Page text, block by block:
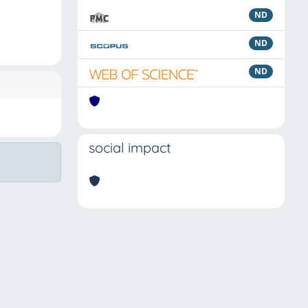
ND
ND
ND
social impact